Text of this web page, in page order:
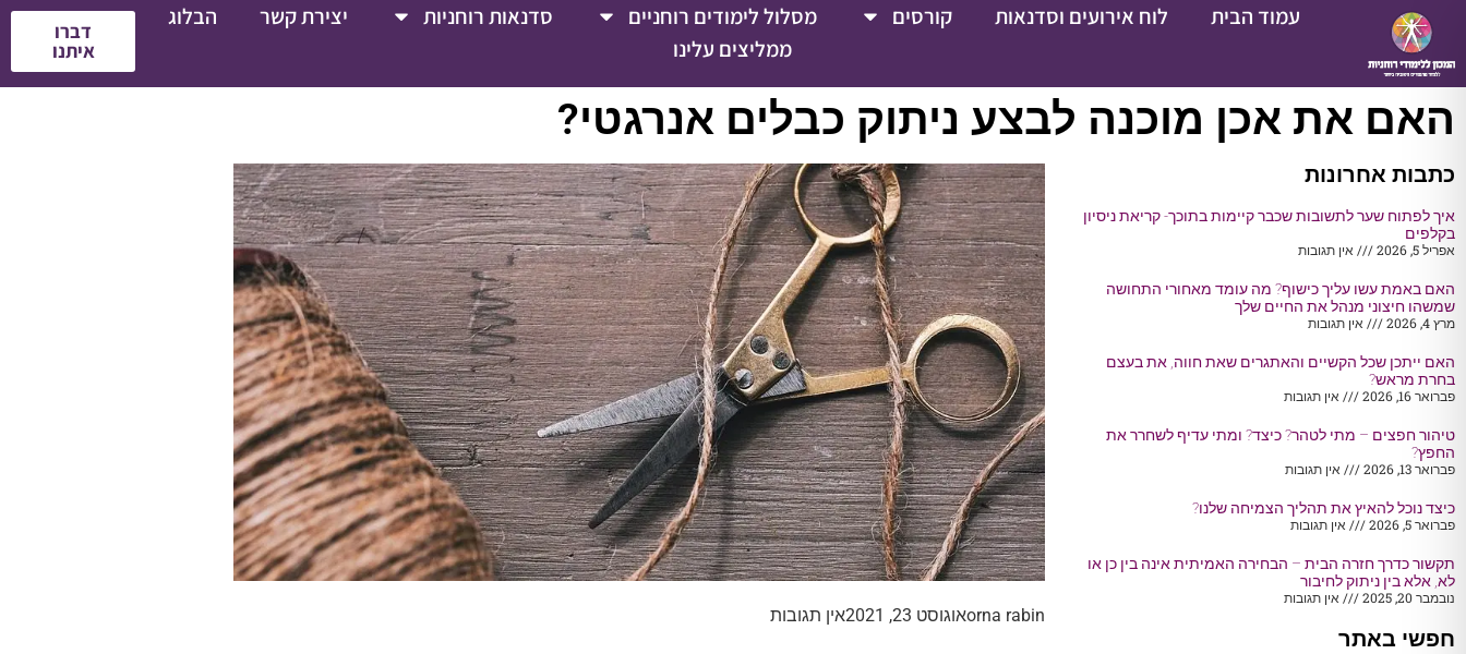
עמוד הבית לוח אירועים וסדנאות קורסים מסלול לימודים רוחניים סדנאות רוחניות יצירת קשר
הבלוג
ממליצים עלינו
דברו
איתנו
האם את אכן מוכנה לבצע ניתוק כבלים אנרגטי?
כתבות אחרונות
איך לפתוח שער לתשובות שכבר קיימות בתוכך- קריאת ניסיון
בקלפים
אפריל 5, 2026
אין תגובות
האם באמת עשו עליך כישוף? מה עומד מאחורי התחושה
שמשהו חיצוני מנהל את החיים שלך
מרץ 4, 2026
אין תגובות
האם ייתכן שכל הקשיים והאתגרים שאת חווה, את בעצם
בחרת מראש?
פברואר 16, 2026
אין תגובות
טיהור חפצים – מתי לטהר? כיצד? ומתי עדיף לשחרר את
החפץ?
פברואר 13, 2026
אין תגובות
כיצד נוכל להאיץ את תהליך הצמיחה שלנו?
פברואר 5, 2026
אין תגובות
תקשור כדרך חזרה הבית – הבחירה האמיתית אינה בין כן או
לא, אלא בין ניתוק לחיבור
נובמבר 20, 2025
אין תגובות
חפשי באתר
orna rabinאוגוסט 23, 2021 אין תגובות